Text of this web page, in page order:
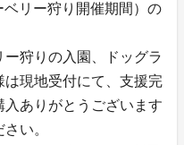
リー狩り開催期間）の
ー狩りの入園、ドッグラ
は現地受付にて、支援完
ありがとうございます
い。